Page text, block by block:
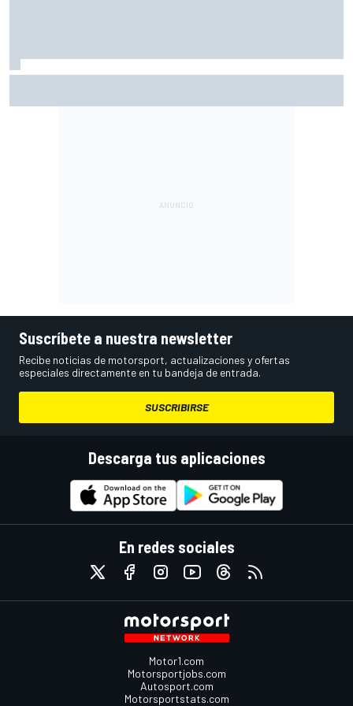
Suscríbete a nuestra newsletter
Recibe noticias de motorsport, actualizaciones y ofertas
especiales directamente en tu bandeja de entrada.
SUSCRIBIRSE
Descarga tus aplicaciones
En redes sociales
Motor1.com
Motorsportjobs.com
Autosport.com
Motorsportstats.com